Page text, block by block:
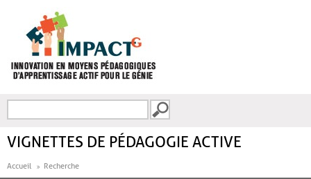
FORMULAIRE DE
VIGNETTES DE PÉDAGOGIE ACTIVE
Accueil Recherche